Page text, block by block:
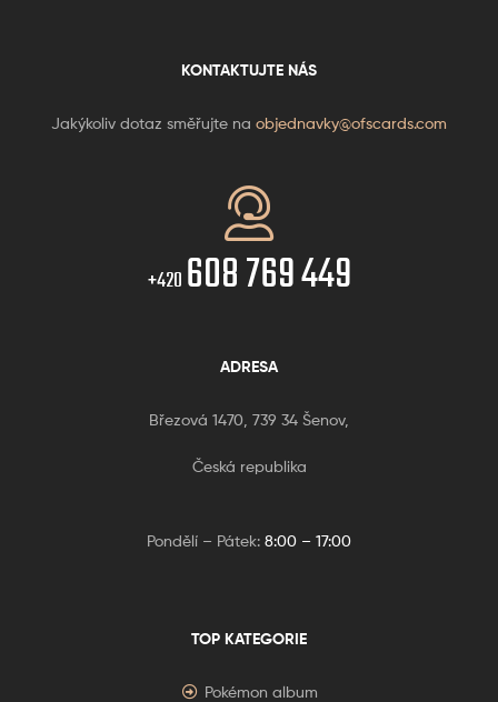
KONTAKTUJTE NÁS
Jakýkoliv dotaz směřujte na objednavky@ofscards.com
+420 608 769 449
ADRESA
Březová 1470, 739 34 Šenov,
Česká republika
Pondělí – Pátek: 8:00 – 17:00
TOP KATEGORIE
Pokémon album